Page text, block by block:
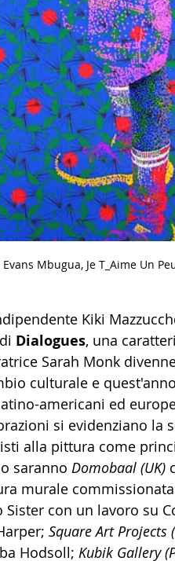
Evans Mbugua, Je T_Aime Un
Kiki
Dialogues, una
Sarah Monk
culturale e
americani ed
si evidenziano la
alla pittura come
saranno Domobaal (UK)
murale
Sister con un lavoro su
Square Art Projects
Hodsoll; Kubik Gallery